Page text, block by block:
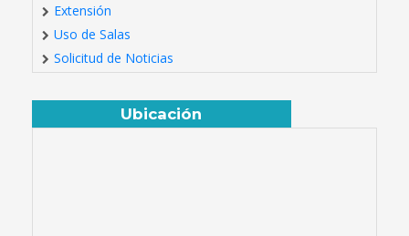
Extensión
Uso de Salas
Solicitud de Noticias
Ubicación